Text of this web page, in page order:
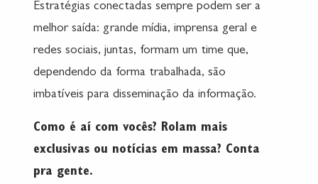
Estratégias conectadas sempre podem ser a
melhor saída: grande mídia, imprensa geral e
redes sociais, juntas, formam um time que,
dependendo da forma trabalhada, são
imbatíveis para disseminação da informação.
Como é aí com vocês? Rolam mais
exclusivas ou notícias em massa? Conta
pra gente.